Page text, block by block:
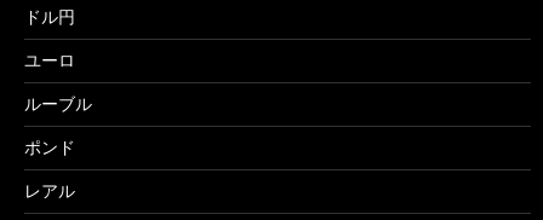
ドル円
ユーロ
ルーブル
ポンド
レアル